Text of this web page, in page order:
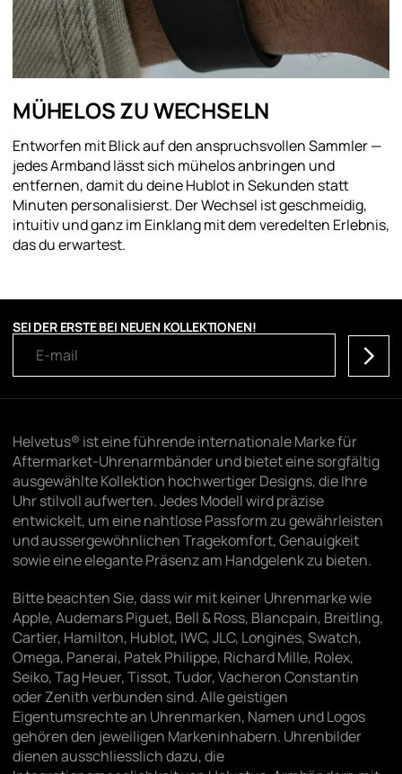
MÜHELOS ZU WECHSELN
Entworfen mit Blick auf den anspruchsvollen Sammler —
jedes Armband lässt sich mühelos anbringen und
entfernen, damit du deine Hublot in Sekunden statt
Minuten personalisierst. Der Wechsel ist geschmeidig,
intuitiv und ganz im Einklang mit dem veredelten Erlebnis,
das du erwartest.
SEI DER ERSTE BEI NEUEN KOLLEKTIONEN!
Helvetus® ist eine führende internationale Marke für
Aftermarket-Uhrenarmbänder und bietet eine sorgfältig
ausgewählte Kollektion hochwertiger Designs, die Ihre
Uhr stilvoll aufwerten. Jedes Modell wird präzise
entwickelt, um eine nahtlose Passform zu gewährleisten
und aussergewöhnlichen Tragekomfort, Genauigkeit
sowie eine elegante Präsenz am Handgelenk zu bieten.
Bitte beachten Sie, dass wir mit keiner Uhrenmarke wie
Apple, Audemars Piguet, Bell & Ross, Blancpain, Breitling,
Cartier, Hamilton, Hublot, IWC, JLC, Longines, Swatch,
Omega, Panerai, Patek Philippe, Richard Mille, Rolex,
Seiko, Tag Heuer, Tissot, Tudor, Vacheron Constantin
oder Zenith verbunden sind. Alle geistigen
Eigentumsrechte an Uhrenmarken, Namen und Logos
gehören den jeweiligen Markeninhabern. Uhrenbilder
dienen ausschliesslich dazu, die